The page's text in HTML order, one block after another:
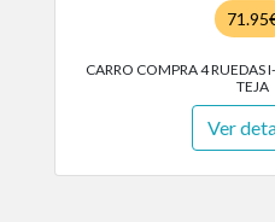
CARRO COMPRA 4 RUEDAS
TEJA
Ver